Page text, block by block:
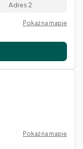
Adres 2
Pokaż na mapie
Pokaż na mapie